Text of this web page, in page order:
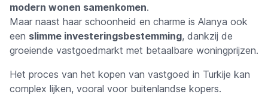
modern wonen samenkomen.
Maar naast haar schoonheid en charme is Alanya ook
een slimme investeringsbestemming, dankzij de
groeiende vastgoedmarkt met betaalbare woningprijzen.
Het proces van het kopen van vastgoed in Turkije kan
complex lijken, vooral voor buitenlandse kopers.